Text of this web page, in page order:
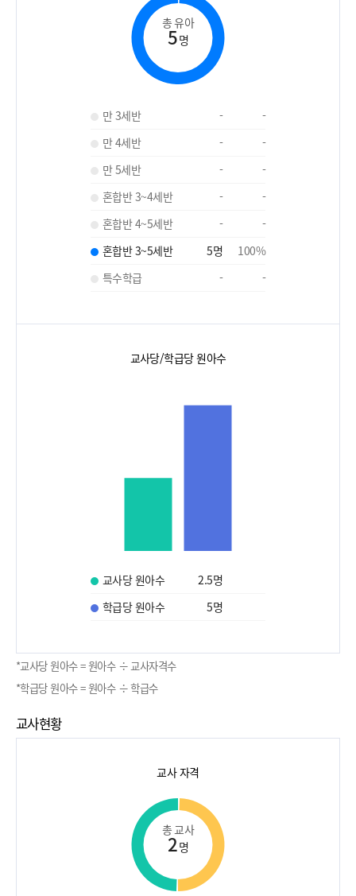
총 유아
5명
만 3세반 -
-
만 4세반
-
-
만 5세반
-
-
혼합반 3~4세반
-
-
혼합반 4~5세반
-
-
혼합반 3~5세반
5명 100%
특수학급
- -
교사당/학급당 원아수
교사당 원아수 2.5명
학급당 원아수
5명
*교사당 원아수 = 원아수 ÷ 교사자격수
*학급당 원아수 = 원아수 ÷ 학급수
교사현황
교사 자격
총 교사
2명